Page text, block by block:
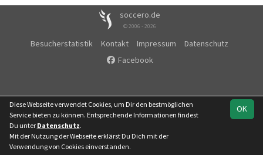
soccero.de
© 2006 - 2026
Besucherstatistik Kontakt Impressum
Datenschutz
Facebook
OK
Diese Webseite verwendet Cookies, um Dir den bestmöglichen
Service bieten zu können. Entsprechende Informationen findest
Du unter Datenschutz.
Mit der Nutzung der Webseite erklärst Du Dich mit der
Verwendung von Cookies einverstanden.